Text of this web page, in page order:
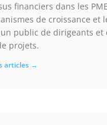
financiers dans les
de croissance et
public de dirigeants et
projets.
articles →